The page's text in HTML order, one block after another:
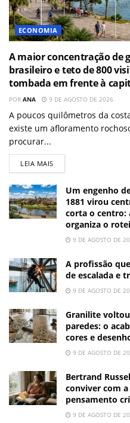
ECONOMIA
A maior concentração de
brasileiro e teto de 800
tombada em frente à
POR ANA 9 DE AGOSTO DE 2026
A poucos quilômetros da
existe um afloramento
procurar...
LEIA MAIS
Um engenho
1881 virou
corta o centro:
organiza o
9 DE AGOSTO DE
A profissão
de escalada e
9 DE AGOSTO DE
Granilite
paredes: o
cores e
9 DE AGOSTO DE
Bertrand
conviver com
pensamento
9 DE AGOSTO DE